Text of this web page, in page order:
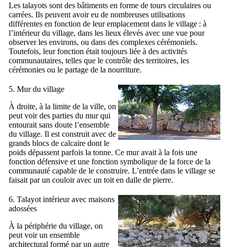
Les talayots sont des bâtiments en forme de tours circulaires ou
carrées. Ils peuvent avoir eu de nombreuses utilisations
différentes en fonction de leur emplacement dans le village : à
l’intérieur du village, dans les lieux élevés avec une vue pour
observer les environs, ou dans des complexes cérémoniels.
Toutefois, leur fonction était toujours liée à des activités
communautaires, telles que le contrôle des territoires, les
cérémonies ou le partage de la nourriture.
5. Mur du village
À droite, à la limite de la ville, on
peut voir des parties du mur qui
entourait sans doute l’ensemble
du village. Il est construit avec de
grands blocs de calcaire dont le
poids dépassent parfois la tonne. Ce mur avait à la fois une
fonction défensive et une fonction symbolique de la force de la
communauté capable de le construire. L’entrée dans le village se
faisait par un couloir avec un toit en dalle de pierre.
6. Talayot intérieur avec maisons
adossées
À la périphérie du village, on
peut voir un ensemble
architectural formé par un autre